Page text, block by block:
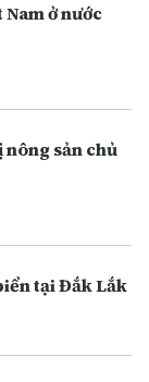
ở nước
sản chủ
tại Đắk Lắk